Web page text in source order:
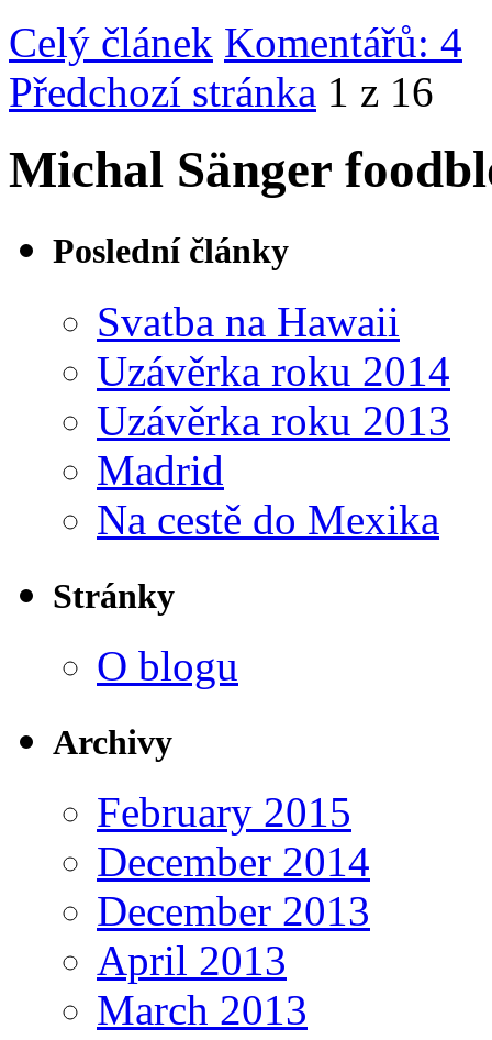
Celý článek Komentářů: 4
Předchozí stránka 1 z 16
Michal Sänger
Poslední články
Svatba na Hawaii
Uzávěrka roku 2014
Uzávěrka roku 2013
Madrid
Na cestě do Mexika
Stránky
O blogu
Archivy
February 2015
December 2014
December 2013
April 2013
March 2013